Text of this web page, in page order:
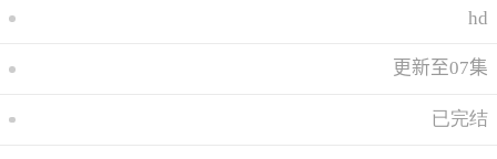
hd
更新至07集
已完结